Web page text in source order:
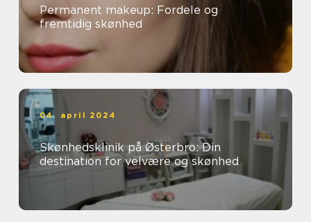
Permanent makeup: Fordele og
fremtidig skønhed
04. april 2024
Skønhedsklinik på Østerbro: Din
destination for velvære og skønhed